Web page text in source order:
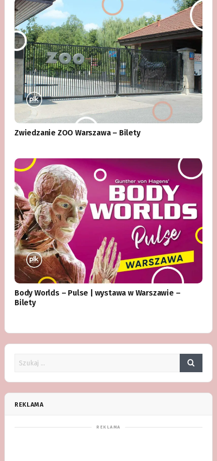
Zwiedzanie ZOO Warszawa – Bilety
Body Worlds – Pulse | wystawa w Warszawie –
Bilety
REKLAMA